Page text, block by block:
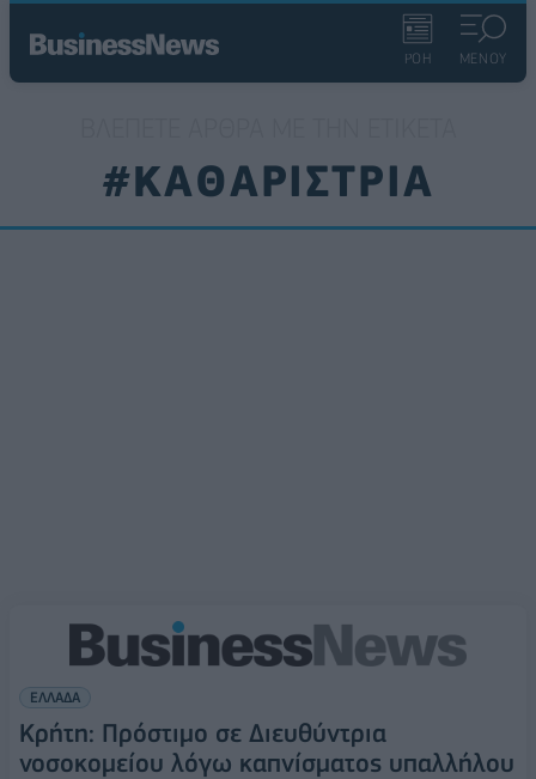
ΡΟΗ ΜΕΝΟΥ
#ΚΑΘΑΡΙΣΤΡΙΑ
ΕΛΛΑΔΑ
Κρήτη: Πρόστιμο σε Διευθύντρια
νοσοκομείου λόγω καπνίσματος υπαλλήλου